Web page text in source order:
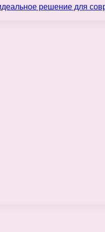
решение для